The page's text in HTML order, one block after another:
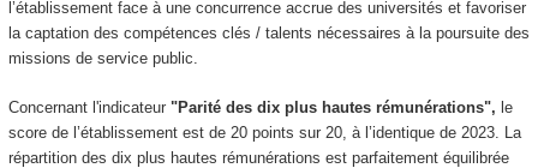
l’établissement face à une concurrence accrue des universités et favoriser
la captation des compétences clés / talents nécessaires à la poursuite des
missions de service public.
Concernant l'indicateur "Parité des dix plus hautes rémunérations", le
score de l’établissement est de 20 points sur 20, à l’identique de 2023. La
répartition des dix plus hautes rémunérations est parfaitement équilibrée